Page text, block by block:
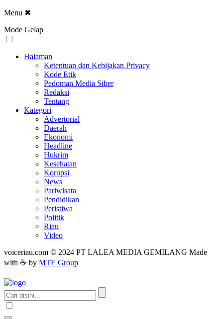
Menu ✖
Mode Gelap
Halaman
Ketentuan dan Kebijakan Privacy
Kode Etik
Pedoman Media Siber
Redaksi
Tentang
Kategori
Advertorial
Daerah
Ekonomi
Headline
Hukrim
Kesehatan
Korupsi
News
Pariwisata
Pendidikan
Peristiwa
Politik
Riau
Video
voiceriau.com © 2024 PT LALEA MEDIA GEMILANG Made
with ☕ by MTE Group